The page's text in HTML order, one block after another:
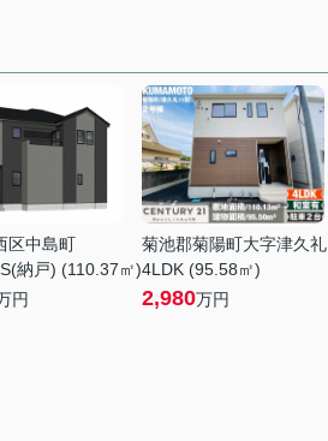
区中島町
納戸) (110.37㎡)
円
菊池郡菊陽町大字津久礼
4LDK (95.58㎡)
2,980万円